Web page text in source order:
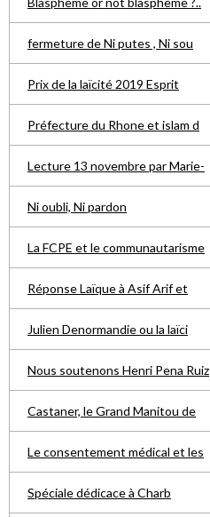
fermeture de Ni putes , Ni sou
Prix de la laïcité 2019 Esprit
Préfecture du Rhone et islam d
Lecture 13 novembre par Marie-
Ni oubli, Ni pardon
La FCPE et le communautarisme
Réponse Laïque à Asif Arif et
Julien Denormandie ou la laïci
Nous soutenons Henri Pena Ruiz
Castaner, le Grand Manitou de
Le consentement médical et les
Spéciale dédicace à Charb